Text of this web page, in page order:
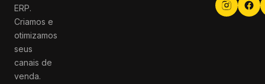
ERP.
Criamos e
otimizamos
seus
canais de
venda.